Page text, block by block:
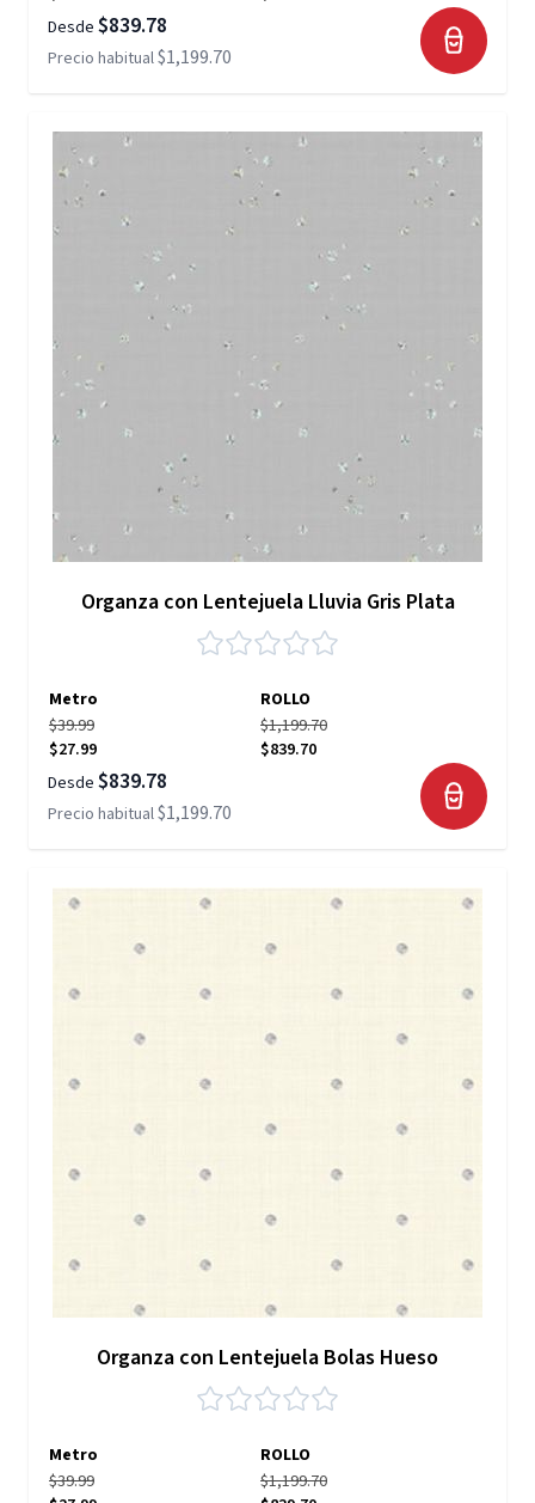
Desde $839.78
Precio habitual$1,199.70
Organza con Lentejuela Lluvia Gris Plata
Metro
ROLLO
$39.99
$27.99
$1,199.70
$839.70
Desde $839.78
Precio habitual$1,199.70
Organza con Lentejuela Bolas Hueso
Metro
ROLLO
$39.99
$1,199.70